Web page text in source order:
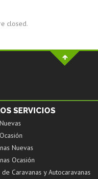
closed.
SERVICIOS
Nuevas
Ocasión
Caravanas y Autocaravanas